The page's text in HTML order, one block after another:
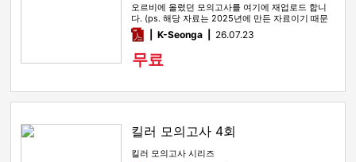
오르비에 올렸던 모의고사를 여기에 재업로드 합니
다. (ps. 해당 자료는 2025년에 만든 자료이기 때문
에, 올해 수능특강 …
pdfK-Seonga 26.07.23
무료
킬러 모의고사 4회
킬러 모의고사 시리즈